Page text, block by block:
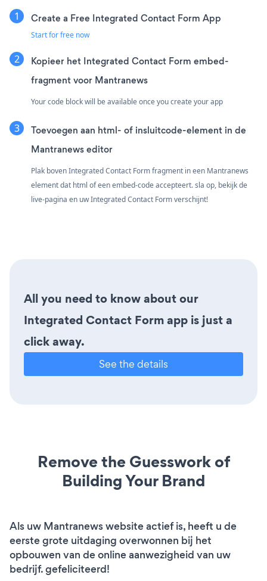
Create a Free Integrated Contact Form App
Start for free now
Kopieer het Integrated Contact Form embed-
fragment voor Mantranews
Your code block will be available once you create your app
Toevoegen aan html- of insluitcode-element in de
Mantranews editor
Plak boven Integrated Contact Form fragment in een Mantranews
element dat html of een embed-code accepteert. sla op, bekijk de
live-pagina en uw Integrated Contact Form verschijnt!
All you need to know about our
Integrated Contact Form app is just a
click away.
See the details
Remove the Guesswork of
Building Your Brand
Als uw Mantranews website actief is, heeft u de
eerste grote uitdaging overwonnen bij het
opbouwen van de online aanwezigheid van uw
bedrijf. gefeliciteerd!